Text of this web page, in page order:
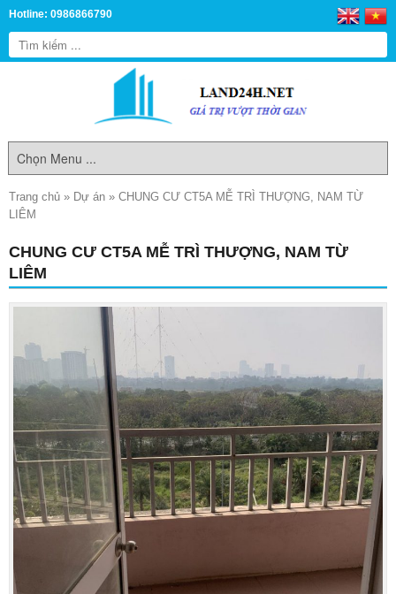
Hotline: 0986866790
Trang chủ » Dự án » CHUNG CƯ CT5A MỄ TRÌ THƯỢNG, NAM TỪ
LIÊM
CHUNG CƯ CT5A MỄ TRÌ THƯỢNG, NAM TỪ
LIÊM